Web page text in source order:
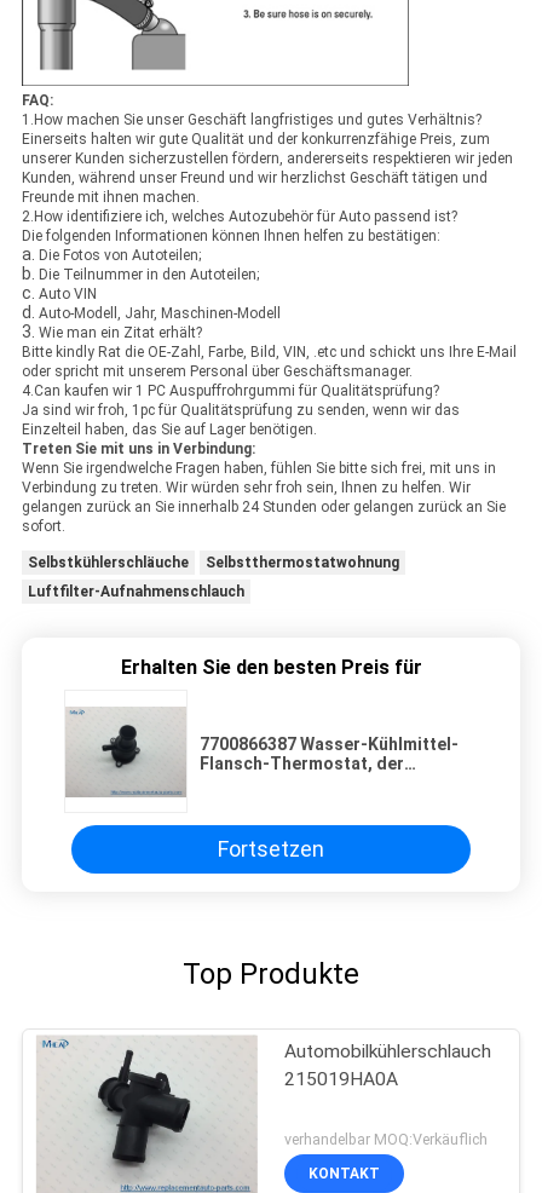
FAQ:
1.How machen Sie unser Geschäft langfristiges und gutes Verhältnis?
Einerseits halten wir gute Qualität und der konkurrenzfähige Preis, zum
unserer Kunden sicherzustellen fördern, andererseits respektieren wir jeden
Kunden, während unser Freund und wir herzlichst Geschäft tätigen und
Freunde mit ihnen machen.
2.How identifiziere ich, welches Autozubehör für Auto passend ist?
Die folgenden Informationen können Ihnen helfen zu bestätigen:
a. Die Fotos von Autoteilen;
b. Die Teilnummer in den Autoteilen;
c. Auto VIN
d. Auto-Modell, Jahr, Maschinen-Modell
3. Wie man ein Zitat erhält?
Bitte kindly Rat die OE-Zahl, Farbe, Bild, VIN, .etc und schickt uns Ihre E-Mail
oder spricht mit unserem Personal über Geschäftsmanager.
4.Can kaufen wir 1 PC Auspuffrohrgummi für Qualitätsprüfung?
Ja sind wir froh, 1pc für Qualitätsprüfung zu senden, wenn wir das
Einzelteil haben, das Sie auf Lager benötigen.
Treten Sie mit uns in Verbindung:
Wenn Sie irgendwelche Fragen haben, fühlen Sie bitte sich frei, mit uns in
Verbindung zu treten. Wir würden sehr froh sein, Ihnen zu helfen. Wir
gelangen zurück an Sie innerhalb 24 Stunden oder gelangen zurück an Sie
sofort.
Selbstkühlerschläuche
Selbstthermostatwohnung
Luftfilter-Aufnahmenschlauch
Erhalten Sie den besten Preis für
7700866387 Wasser-Kühlmittel-
Flansch-Thermostat, der
820056142 unterbringt
Fortsetzen
Top Produkte
Automobilkühlerschlauch
215019HA0A
verhandelbar MOQ:Verkäuflich
KONTAKT